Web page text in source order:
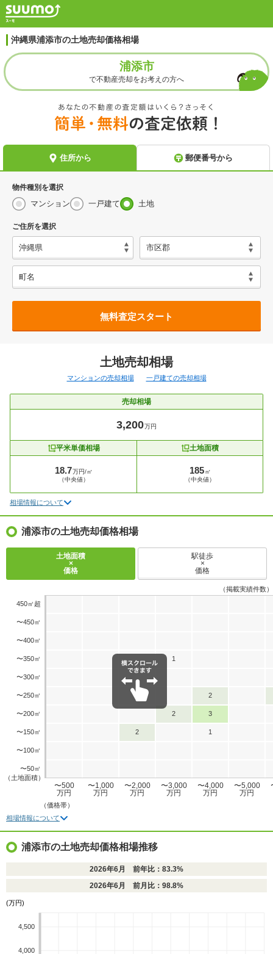
沖縄県浦添市の土地売却価格相場
浦添市
で不動産売却をお考えの方へ
物件種別を選択
マンション 一戸建て 土地
ご住所を選択
無料査定スタート
土地売却相場
マンションの売却相場 一戸建ての売却相場
売却相場
3,200万円
平米単価相場
18.7万円/㎡
（中央値）
土地面積
185 ㎡
（中央値）
相場情報について
浦添市の土地売却価格相場
土地面積
×
価格
駅徒歩
×
価格
（掲載実績件数）
450㎡超
〜450㎡
〜400㎡
〜350㎡
〜300㎡
〜250㎡
〜200㎡
〜150㎡
〜100㎡
〜50㎡
（土地面積）
1
2
2 3
2 1
〜500
万円
〜1,000
万円
〜2,000
万円
〜3,000
万円
〜4,000
万円
〜5,000
万円
（価格帯）
相場情報について
浦添市の土地売却価格相場推移
2026年6月 前年比：83.3%
2026年6月 前月比：98.8%
(万円)
4,500
4,000